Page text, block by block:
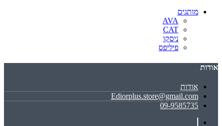
מותגים
AVA
CAT
ניסקו
פיליפס
אודות
אודות
Ediorplus.store@gmail.com
09-9585735